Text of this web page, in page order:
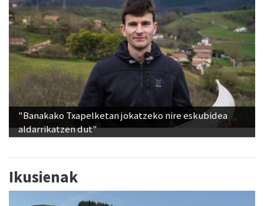
"Banakako Txapelketan jokatzeko nire eskubidea
aldarrikatzen dut"
Ikusienak